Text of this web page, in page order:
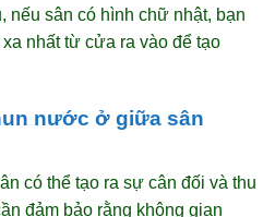
nếu sân có hình chữ nhật, bạn
nhất từ cửa ra vào để tạo
nước ở giữa sân
có thể tạo ra sự cân đối và thu
đảm bảo rằng không gian